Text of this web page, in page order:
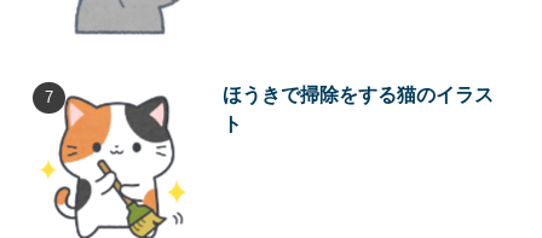
ほうきで掃除をする猫のイラス
ト